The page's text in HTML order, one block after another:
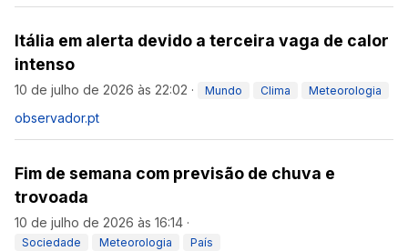
Itália em alerta devido a terceira vaga de calor
intenso
10 de julho de 2026 às 22:02 · Mundo Clima Meteorologia
observador.pt
Fim de semana com previsão de chuva e
trovoada
10 de julho de 2026 às 16:14 ·
Sociedade Meteorologia País